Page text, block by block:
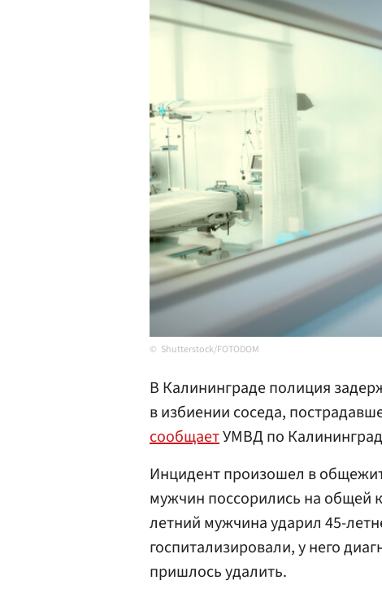
Shutterstock/FOTODOM
В Калининграде полиция
в избиении соседа,
сообщаетУМВД по
Инцидент произошел в
мужчин поссорились на общей
летний мужчина ударил 45-
госпитализировали, у него
пришлось удалить.